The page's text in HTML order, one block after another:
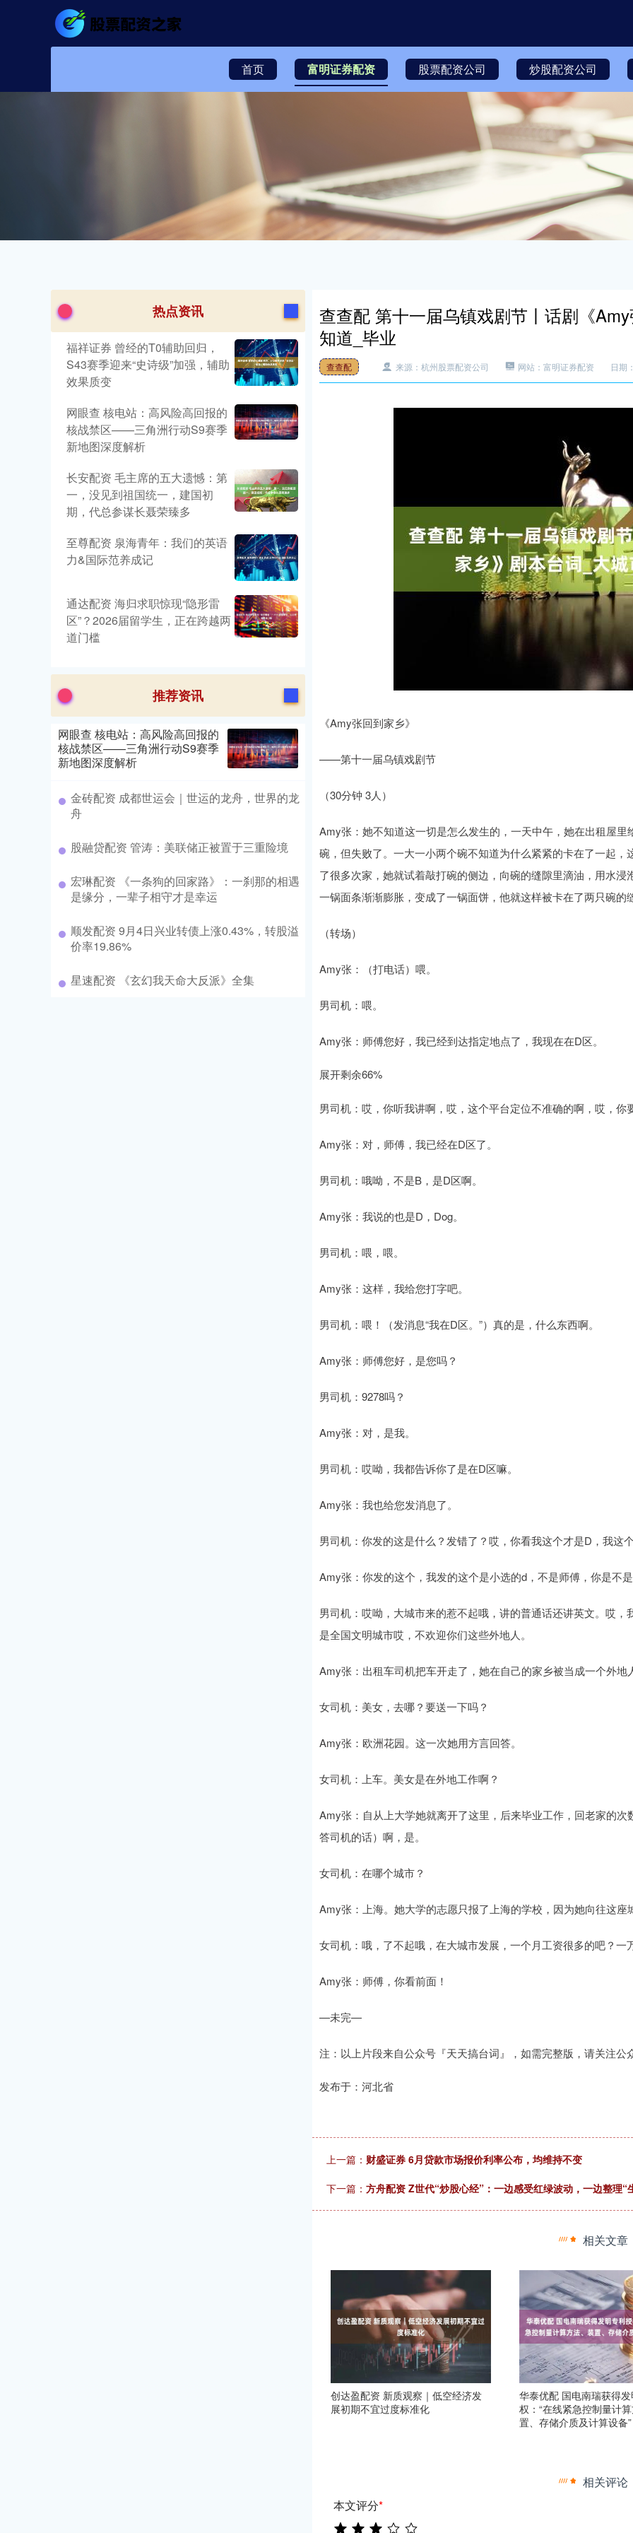
首页 富明证券配资 股票配资公司 炒股配资公司
查查配 第十一届乌镇戏剧节丨话剧《
知道_毕业
查查配 来源：杭州股票配资公司 网站：富明证券配资 日期
《Amy张回到家乡》
——第十一届乌镇戏剧节
（30分钟 3人）
Amy张：她不知道这一切是怎么发生的，一天中午，她在出租屋
碗，但失败了。一大一小两个碗不知道为什么紧紧的卡在了一起
了很多次家，她就试着敲打碗的侧边，向碗的缝隙里滴油，用水
一锅面条渐渐膨胀，变成了一锅面饼，他就这样被卡在了两只碗的
（转场）
Amy张：（打电话）喂。
男司机：喂。
Amy张：师傅您好，我已经到达指定地点了，我现在在D区。
展开剩余66%
男司机：哎，你听我讲啊，哎，这个平台定位不准确的啊，哎，你
Amy张：对，师傅，我已经在D区了。
男司机：哦呦，不是B，是D区啊。
Amy张：我说的也是D，Dog。
男司机：喂，喂。
Amy张：这样，我给您打字吧。
男司机：喂！（发消息“我在D区。”）真的是，什么东西啊。
Amy张：师傅您好，是您吗？
男司机：9278吗？
Amy张：对，是我。
男司机：哎呦，我都告诉你了是在D区嘛。
Amy张：我也给您发消息了。
男司机：你发的这是什么？发错了？哎，你看我这个才是D，我这个
Amy张：你发的这个，我发的这个是小选的d，不是师傅，你是不
男司机：哎呦，大城市来的惹不起哦，讲的普通话还讲英文。哎
是全国文明城市哎，不欢迎你们这些外地人。
Amy张：出租车司机把车开走了，她在自己的家乡被当成一个外地
女司机：美女，去哪？要送一下吗？
Amy张：欧洲花园。这一次她用方言回答。
女司机：上车。美女是在外地工作啊？
Amy张：自从上大学她就离开了这里，后来毕业工作，回老家的
答司机的话）啊，是。
女司机：在哪个城市？
Amy张：上海。她大学的志愿只报了上海的学校，因为她向往这座
女司机：哦，了不起哦，在大城市发展，一个月工资很多的吧？一
Amy张：师傅，你看前面！
—未完—
注：以上片段来自公众号『天天搞台词』，如需完整版，请关注公
发布于：河北省
上一篇： 财盛证券 6月贷款市场报价利率公布，均维持不变
下一篇： 方舟配资 Z世代“炒股心经”：一边感受红绿波动，一边整理“
相关文章
创达盈配资 新质观察｜低空经济发
展初期不宜过度标准化
华泰优配 国电南瑞获得
权：“在线紧急控制量计
置、存储介质及计算设备”
相关评论
本文评分*
热点资讯
福祥证券 曾经的T0辅助回归，
S43赛季迎来“史诗级”加强，辅助
效果质变
网眼查 核电站：高风险高回报的
核战禁区——三角洲行动S9赛季
新地图深度解析
长安配资 毛主席的五大遗憾：第
一，没见到祖国统一，建国初
期，代总参谋长聂荣臻多
至尊配资 泉海青年：我们的英语
力&国际范养成记
通达配资 海归求职惊现“隐形雷
区”？2026届留学生，正在跨越两
道门槛
推荐资讯
网眼查 核电站：高风险高回报的
核战禁区——三角洲行动S9赛季
新地图深度解析
金砖配资 成都世运会｜世运的龙舟，世界的龙
舟
股融贷配资 管涛：美联储正被置于三重险境
宏琳配资 《一条狗的回家路》：一刹那的相遇
是缘分，一辈子相守才是幸运
顺发配资 9月4日兴业转债上涨0.43%，转股溢
价率19.86%
星速配资 《玄幻我天命大反派》全集